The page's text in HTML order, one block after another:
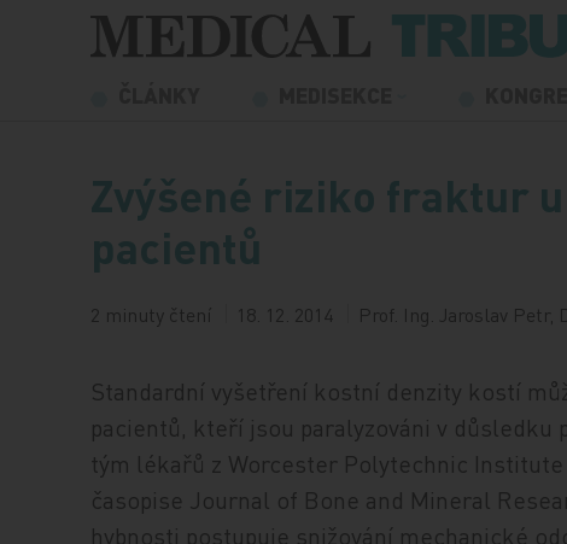
Přeskočit na obsah
Zvýšené riziko fraktur
pacientů
2 minuty čtení 18. 12. 2014 Prof. Ing. Jaroslav Petr,
Standardní vyšetření kostní denzity kostí
pacientů, kteří jsou paralyzováni v důsledku
tým lékařů z Worcester Polytechnic
časopise Journal of Bone and Mineral
hybnosti postupuje snižování mechanické